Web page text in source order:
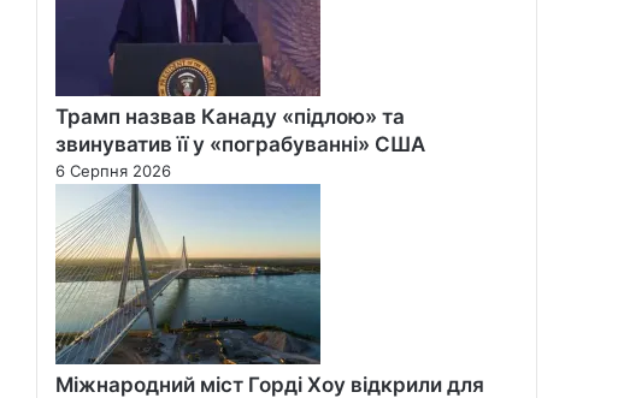
Трамп назвав Канаду «підлою» та
звинуватив її у «пограбуванні» США
6 Серпня 2026
Міжнародний міст Горді Хоу відкрили для